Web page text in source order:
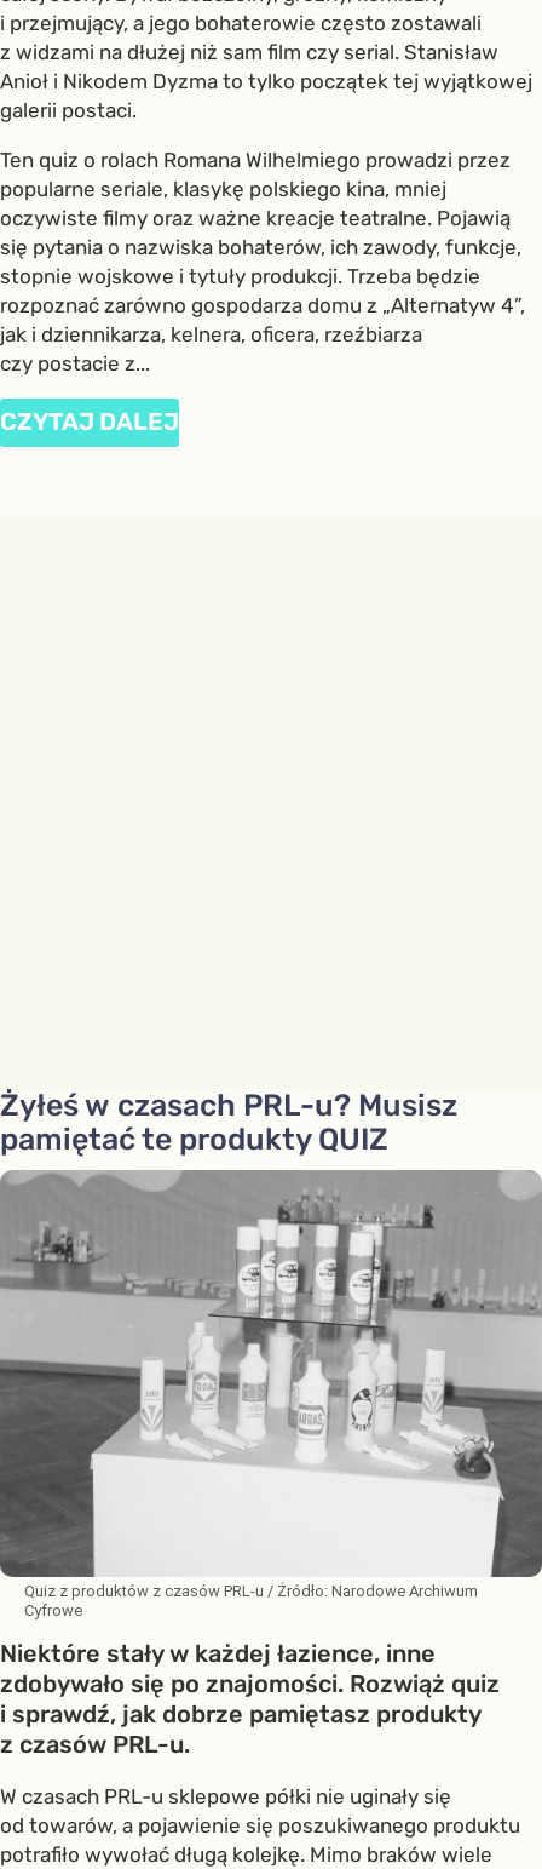
i przejmujący, a jego bohaterowie często zostawali
z widzami na dłużej niż sam film czy serial. Stanisław
Anioł i Nikodem Dyzma to tylko początek tej wyjątkowej
galerii postaci.
Ten quiz o rolach Romana Wilhelmiego prowadzi przez
popularne seriale, klasykę polskiego kina, mniej
oczywiste filmy oraz ważne kreacje teatralne. Pojawią
się pytania o nazwiska bohaterów, ich zawody, funkcje,
stopnie wojskowe i tytuły produkcji. Trzeba będzie
rozpoznać zarówno gospodarza domu z „Alternatyw 4”,
jak i dziennikarza, kelnera, oficera, rzeźbiarza
czy postacie z...
CZYTAJ DALEJ
Żyłeś w czasach PRL-u? Musisz
pamiętać te produkty QUIZ
Quiz z produktów z czasów PRL-u / Źródło: Narodowe Archiwum
Cyfrowe
Niektóre stały w każdej łazience, inne
zdobywało się po znajomości. Rozwiąż quiz
i sprawdź, jak dobrze pamiętasz produkty
z czasów PRL-u.
W czasach PRL-u sklepowe półki nie uginały się
od towarów, a pojawienie się poszukiwanego produktu
potrafiło wywołać długą kolejkę. Mimo braków wiele